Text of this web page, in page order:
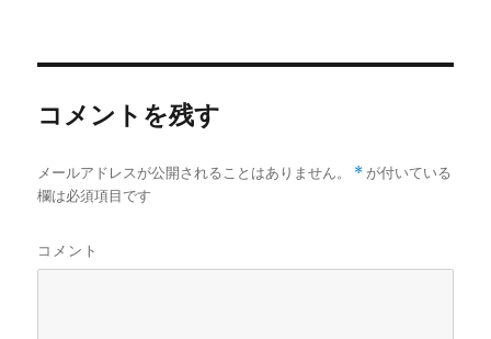
コメントを残す
メールアドレスが公開されることはありません。 * が付いている
欄は必須項目です
コメント